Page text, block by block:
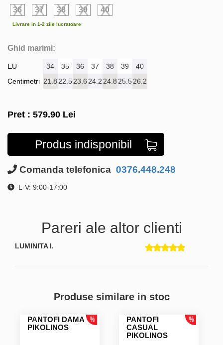
36 37 38 39 40
Livrare in 1-2 zile lucratoare
Ghid marimi:
EU
Centimetri
34 35 36 37 38 39
40
21.8 22.523.6 24.2 24.8 25.526.2
Pret : 579.90 Lei
Produs indisponibil
Comanda telefonica 0376.448.248
L-V: 9:00-17:00
Pareri ale altor clienti
LUMINITA I.
Produse similare in stoc
PANTOFI DAMA
PIKOLINOS
PANTOFI
CASUAL
PIKOLINOS